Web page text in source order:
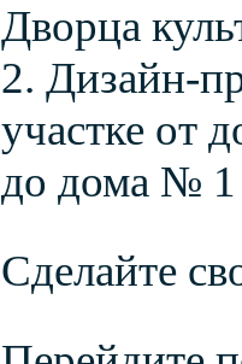
Дворца
2. Дизайн-
участке от
до дома № 1
Сделайте